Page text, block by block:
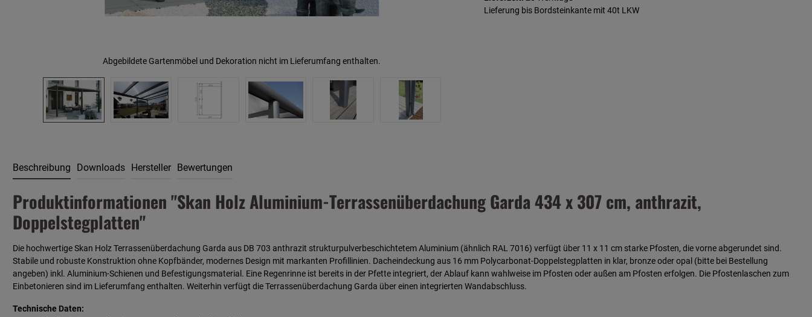
Abgebildete Gartenmöbel und Dekoration nicht im Lieferumfang enthalten.
Lieferung bis Bordsteinkante mit 40t LKW
Beschreibung Downloads Hersteller Bewertungen
Produktinformationen "Skan Holz Aluminium-Terrassenüberdachung Garda 434 x 307 cm, anthrazit,
Doppelstegplatten"
Die hochwertige Skan Holz Terrassenüberdachung Garda aus DB 703 anthrazit strukturpulverbeschichtetem Aluminium (ähnlich RAL 7016) verfügt über 11 x 11 cm starke Pfosten, die vorne abgerundet sind.
Stabile und robuste Konstruktion ohne Kopfbänder, modernes Design mit markanten Profillinien. Dacheindeckung aus 16 mm Polycarbonat-Doppelstegplatten in klar, bronze oder opal (bitte bei Bestellung
angeben) inkl. Aluminium-Schienen und Befestigungsmaterial. Eine Regenrinne ist bereits in der Pfette integriert, der Ablauf kann wahlweise im Pfosten oder außen am Pfosten erfolgen. Die Pfostenlaschen zum
Einbetonieren sind im Lieferumfang enthalten. Weiterhin verfügt die Terrassenüberdachung Garda über einen integrierten Wandabschluss.
Technische Daten: